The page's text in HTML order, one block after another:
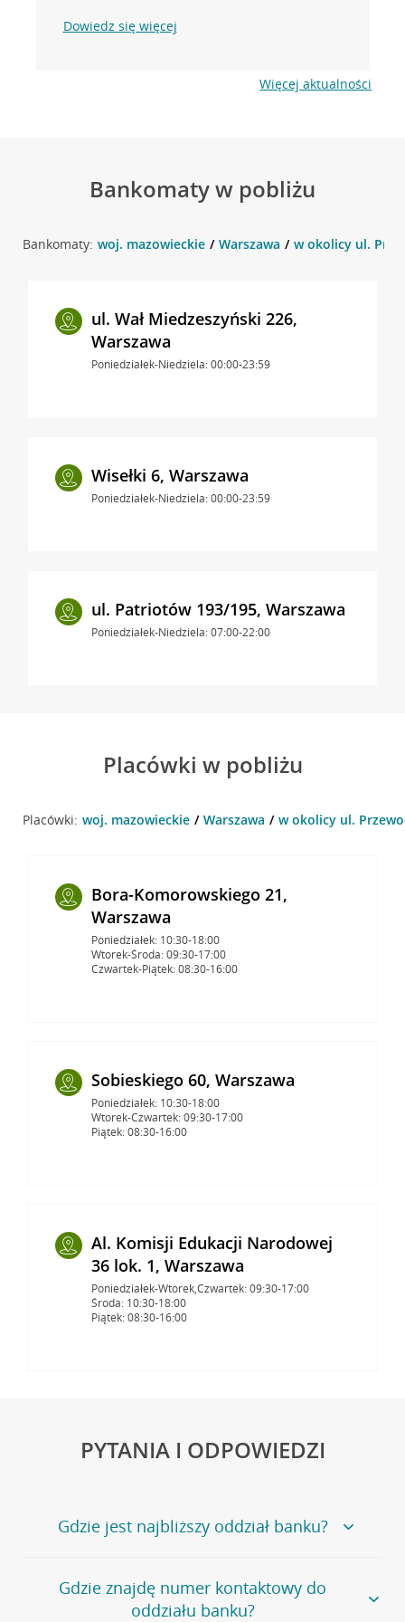
Dowiedz się więcej
Więcej aktualności
Bankomaty w pobliżu
Bankomaty: woj. mazowieckie Warszawa w okolicy ul.
ul. Wał Miedzeszyński 226,
Warszawa
Poniedziałek-Niedziela: 00:00-23:59
Wisełki 6, Warszawa
Poniedziałek-Niedziela: 00:00-23:59
ul. Patriotów 193/195, Warszawa
Poniedziałek-Niedziela: 07:00-22:00
Placówki w pobliżu
Placówki: woj. mazowieckie Warszawa w okolicy ul.
Bora-Komorowskiego 21,
Warszawa
Poniedziałek: 10:30-18:00
Wtorek-Środa: 09:30-17:00
Czwartek-Piątek: 08:30-16:00
Sobieskiego 60, Warszawa
Poniedziałek: 10:30-18:00
Wtorek-Czwartek: 09:30-17:00
Piątek: 08:30-16:00
Al. Komisji Edukacji Narodowej
36 lok. 1, Warszawa
Poniedziałek-Wtorek,Czwartek: 09:30-17:00
Środa: 10:30-18:00
Piątek: 08:30-16:00
PYTANIA I ODPOWIEDZI
Gdzie jest najbliższy oddział banku?
Jeśli szukasz oddziału naszego banku, zapraszamy na
stronęPlacówki i bankomaty, na której znajduje się
wygodna wyszukiwarka.
Gdzie znajdę numer kontaktowy do
oddziału banku?